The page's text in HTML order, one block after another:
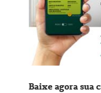
Baixe agora